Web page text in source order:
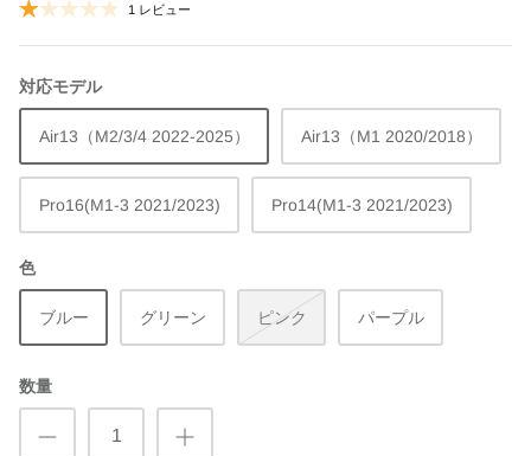
1 レビュー
対応モデル
Air13（M2/3/4 2022-2025） Air13（M1 2020/2018）
Pro16(M1-3 2021/2023) Pro14(M1-3 2021/2023)
色
ブルー グリーン ピンク パープル
数量